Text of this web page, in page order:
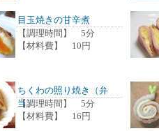
目玉焼きの甘辛煮
【調理時間】 5分
【材料費】 10円
ちくわの照り焼き（弁
当）
【調理時間】 5分
【材料費】 16円